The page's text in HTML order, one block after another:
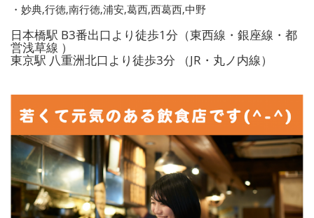
・妙典,行徳,南行徳,浦安,葛西,西葛西,中野
日本橋駅 B3番出口より徒歩1分（東西線・銀座線・都
営浅草線 ）
東京駅 八重洲北口より徒歩3分 （JR・丸ノ内線）